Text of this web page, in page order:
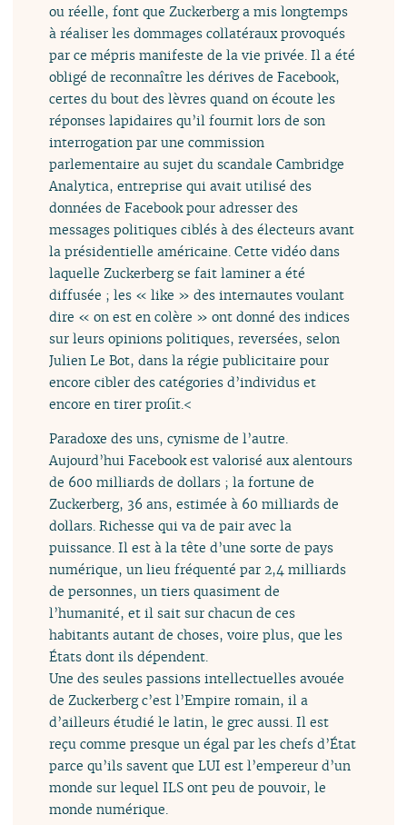
ou réelle, font que Zuckerberg a mis longtemps
à réaliser les dommages collatéraux provoqués
par ce mépris manifeste de la vie privée. Il a été
obligé de reconnaître les dérives de Facebook,
certes du bout des lèvres quand on écoute les
réponses lapidaires qu’il fournit lors de son
interrogation par une commission
parlementaire au sujet du scandale Cambridge
Analytica, entreprise qui avait utilisé des
données de Facebook pour adresser des
messages politiques ciblés à des électeurs avant
la présidentielle américaine. Cette vidéo dans
laquelle Zuckerberg se fait laminer a été
diffusée ; les « like » des internautes voulant
dire « on est en colère » ont donné des indices
sur leurs opinions politiques, reversées, selon
Julien Le Bot, dans la régie publicitaire pour
encore cibler des catégories d’individus et
encore en tirer profit.<
Paradoxe des uns, cynisme de l’autre.
Aujourd’hui Facebook est valorisé aux alentours
de 600 milliards de dollars ; la fortune de
Zuckerberg, 36 ans, estimée à 60 milliards de
dollars. Richesse qui va de pair avec la
puissance. Il est à la tête d’une sorte de pays
numérique, un lieu fréquenté par 2,4 milliards
de personnes, un tiers quasiment de
l’humanité, et il sait sur chacun de ces
habitants autant de choses, voire plus, que les
États dont ils dépendent.
Une des seules passions intellectuelles avouée
de Zuckerberg c’est l’Empire romain, il a
d’ailleurs étudié le latin, le grec aussi. Il est
reçu comme presque un égal par les chefs d’État
parce qu’ils savent que LUI est l’empereur d’un
monde sur lequel ILS ont peu de pouvoir, le
monde numérique.